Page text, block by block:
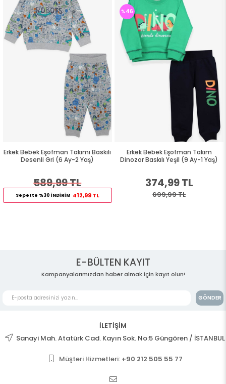
Erkek Bebek Eşofman Takımı Baskılı
Desenli Gri (6 Ay-2 Yaş)
589,99 TL
Sepette %30 İNDİRİM 412,99 TL
Erkek Bebek Eşofman Takım
Dinozor Baskılı Yeşil (9 Ay-1 Yaş)
374,99 TL
699,99 TL
%46
E-BÜLTEN KAYIT
Kampanyalarımızdan haber almak için kayıt olun!
GÖNDER
İLETİŞİM
Sanayi Mah. Atatürk Cad. Kayın Sok. No:5 Güngören / İSTANBUL
Müşteri Hizmetleri: +90 212 505 55 77